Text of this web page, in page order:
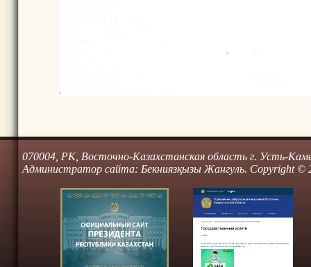
070004, РК, Восточно-Казахстанская область г. Усть-
Администратор сайта: Бекниязқызы Жангуль. Copyright ©